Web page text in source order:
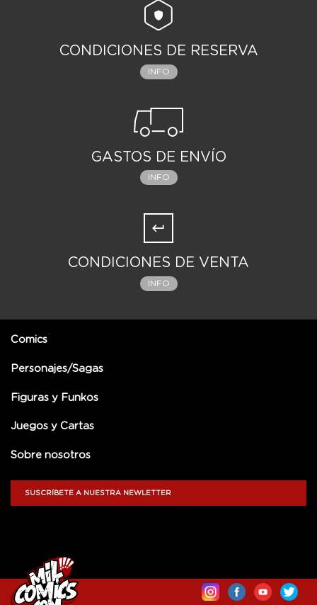
CONDICIONES DE RESERVA
INFO
GASTOS DE ENVÍO
INFO
CONDICIONES DE VENTA
INFO
Comics
Personajes/Sagas
Figuras y Funkos
Juegos y Cartas
Sobre nosotros
SUSCRÍBETE A NUESTRA NEWLETTER